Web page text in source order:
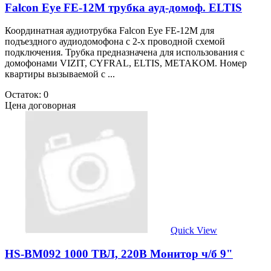
Falcon Eye FE-12M трубка ауд-домоф. ELTIS
Координатная аудиотрубка Falcon Eye FE-12M для
подъездного аудиодомофона с 2-х проводной схемой
подключения. Трубка предназначена для использования с
домофонами VIZIT, CYFRAL, ELTIS, METAKOM. Номер
квартиры вызываемой с ...
Остаток: 0
Цена договорная
Quick View
HS-BM092 1000 ТВЛ, 220В Монитор ч/б 9"